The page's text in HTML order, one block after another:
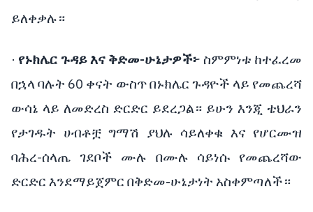
ይለቀቃሉ።
· የኑክሌር ጉዳይ እና ቅድመ-ሁኔታዎች፦ስምምነቱ ከተፈረመ
በኋላ ባሉት 60 ቀናት ውስጥ በኑክሌር ጉዳዮች ላይ የመጨረሻ
ውሳኔ ላይ ለመድረስ ድርድር ይደረጋል። ይሁን እንጂ ቴህራን
የታገዱት ሀብቶቿ ግማሽ ያህሉ ሳይለቀቁ እና የሆርሙዝ
ባሕረ-ሰላጤ ገደቦች ሙሉ በሙሉ ሳይነሱ የመጨረሻው
ድርድር እንደማይጀምር በቅድመ-ሁኔታነት አስቀምጣለች።